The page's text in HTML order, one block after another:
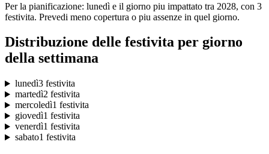
Per la pianificazione: lunedì e il giorno piu impattato tra 2028, con 3
festivita. Prevedi meno copertura o piu assenze in quel giorno.
Distribuzione delle festivita per giorno
della settimana
lunedì3 festivita
martedì2 festivita
mercoledì1 festivita
giovedì1 festivita
venerdì1 festivita
sabato1 festivita